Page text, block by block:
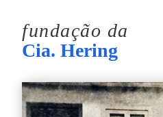
fundação da
Cia. Hering